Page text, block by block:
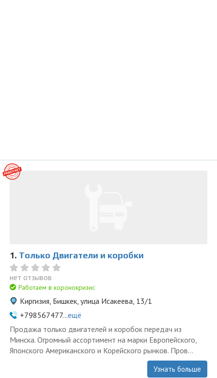
1. Только Двигатели и коробки
нет отзывов
Работаем в коронокризис
Киргизия, Бишкек, улица Исакеева, 13/1
+798567477...ещё
Продажа только двигателей и коробок передач из
Минска. Огромный ассортимент на марки Европейского,
Японского Американского и Корейского рынков. Пров...
Узнать больше